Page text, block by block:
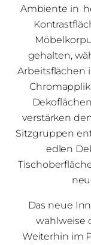
Ambiente in
gehalten,
Arbeitsflächen
verstärken
Sitzgruppen
edlen
Das neue
wahlweise
Weiterhin im